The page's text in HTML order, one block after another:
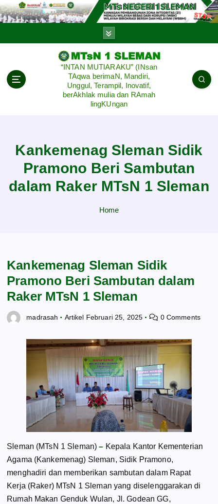
S
k
“INTAN MUTIARAKU” (INsan
TAqwa berimaN, Mandiri,
Unggul, Terampil, Inovatif,
berAkhlak mulia dan RAmah
lingKUngan
Kankemenag Sleman Sidik
Pramono Beri Sambutan
dalam Raker MTsN 1 Sleman
Home
Kankemenag Sleman Sidik
Pramono Beri Sambutan dalam
Raker MTsN 1 Sleman
madrasah Artikel Februari 25, 2025 0 Comments
Sleman (MTsN 1 Sleman) – Kepala Kantor Kementerian
Agama (Kankemenag) Sleman, Sidik Pramono,
menghadiri dan memberikan sambutan dalam Rapat
Kerja (Raker) MTsN 1 Sleman yang diselenggarakan di
Rumah Makan Genduk Wulan, Jl. Godean GG,